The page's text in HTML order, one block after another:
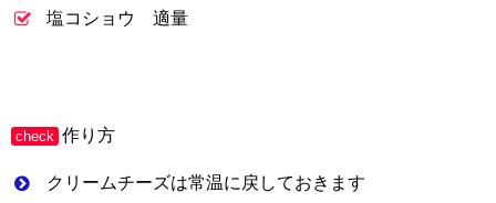
塩コショウ 適量
check 作り方
クリームチーズは常温に戻しておきます